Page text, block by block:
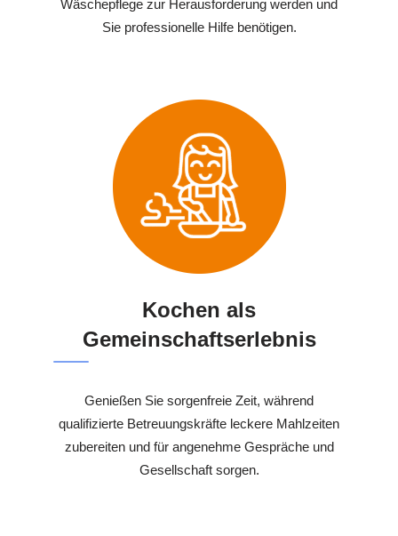
Wäschepflege zur Herausforderung werden und
Sie professionelle Hilfe benötigen.
Kochen als
Gemeinschaftserlebnis
Genießen Sie sorgenfreie Zeit, während
qualifizierte Betreuungskräfte leckere Mahlzeiten
zubereiten und für angenehme Gespräche und
Gesellschaft sorgen.